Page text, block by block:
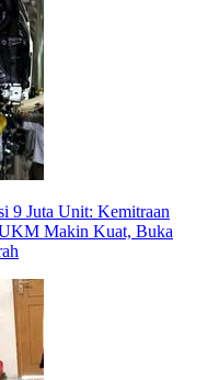
9 Juta Unit: Kemitraan
UKM Makin Kuat, Buka